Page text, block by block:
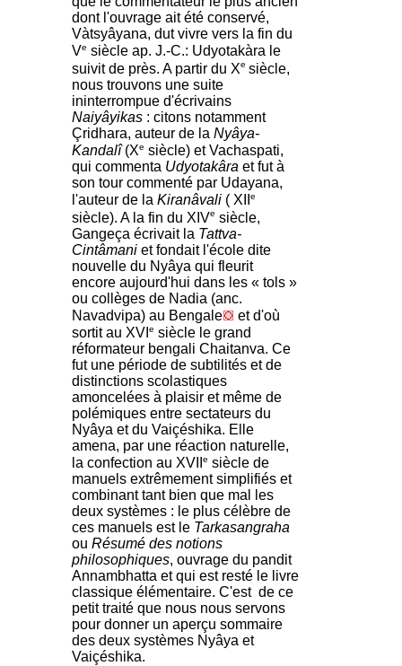
dont l'ouvrage ait été conservé,
Vàtsyâyana, dut vivre vers la fin du
Ve siècle ap. J.-C.: Udyotakàra le
suivit de près. A partir du Xe siècle,
nous trouvons une suite
ininterrompue d'écrivains
Naiyâyikas : citons notamment
Çridhara, auteur de la Nyâya-
Kandalî(Xe siècle) et Vachaspati,
qui commenta Udyotakâra et fut à
son tour commenté par Udayana,
l'auteur de la Kiranâvali ( XII e
siècle). A la fin du XIVe siècle,
Gangeça écrivait la Tattva-
Cintâmani et fondait l'école dite
nouvelle du Nyâya qui fleurit
encore aujourd'hui dans les « tols »
ou collèges de Nadia (anc.
Navadvipa) au Bengale
et d'où
sortit au XVI e siècle le grand
réformateur bengali Chaitanva. Ce
fut une période de subtilités et de
distinctions scolastiques
amoncelées à plaisir et même de
polémiques entre sectateurs du
Nyâya et du Vaiçéshika. Elle
amena, par une réaction naturelle,
la confection au XVII
e siècle de
manuels extrêmement simplifiés et
combinant tant bien que mal les
deux systèmes : le plus célèbre de
ces manuels est le Tarkasangraha
ou Résumé des notions
philosophiques, ouvrage du pandit
Annambhatta et qui est resté le livre
classique élémentaire. C'est de ce
petit traité que nous nous servons
pour donner un aperçu sommaire
des deux systèmes Nyâya et
Vaiçéshika.